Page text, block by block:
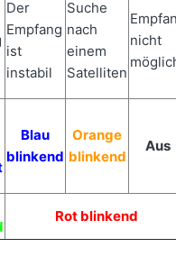
Daten über das
hochzuladen.
Der
Empfang
ist
instabil
Suche
nach
einem
Satelliten
nicht
Blau
blinkend
Orange
blinkend
Aus
Rot blinkend